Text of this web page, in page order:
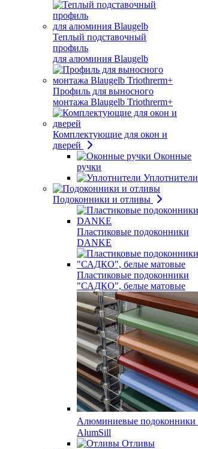
Теплый подставочный
профиль
для алюминия Blaugelb
Профиль для выносного
монтажа Blaugelb Triothrerm+
Комплектующие для окон и
дверей
Оконные
ручки
Уплотнители
Подоконники и отливы
Пластиковые подоконники
DANKE
Пластиковые подоконники
"САДКО", белые матовые
Алюминиевые подоконники
AlumSill
Отливы